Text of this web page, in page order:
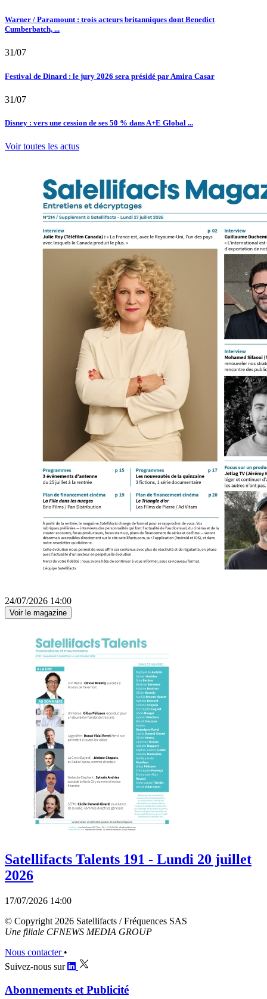
Warner / Paramount : trois acteurs britanniques dont Benedict
Cumberbatch, ...
31/07
Festival de Dinard : le jury 2026 sera présidé par Amira Casar
31/07
Disney : vers une cession de ses 50 % dans A+E Global ...
Voir toutes les actus
24/07/2026 14:00
Voir le magazine
Satellifacts Talents 191 - Lundi 20 juillet
2026
17/07/2026 14:00
© Copyright 2026 Satellifacts / Fréquences SAS
Une filiale CFNEWS MEDIA GROUP
Nous contacter •
Suivez-nous sur
Abonnements et Publicité